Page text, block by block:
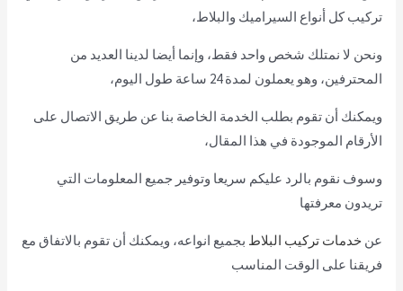
تركيب كل أنواع السيراميك والبلاط،
ونحن لا نمتلك شخص واحد فقط، وإنما أيضا لدينا العديد من
المحترفين، وهو يعملون لمدة 24 ساعة طول اليوم،
ويمكنك أن تقوم بطلب الخدمة الخاصة بنا عن طريق الاتصال على
الأرقام الموجودة في هذا المقال،
وسوف نقوم بالرد عليكم سريعا وتوفير جميع المعلومات التي
تريدون معرفتها
عن خدمات تركيب البلاط بجميع انواعه، ويمكنك أن تقوم بالاتفاق مع
فريقنا على الوقت المناسب